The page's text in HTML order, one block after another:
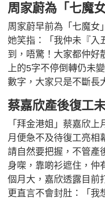
周家蔚為「七魔
周家蔚早前為「七魔女
她笑指：「我仲未『入
到，唔驚！大家都仲好
上的5字不停倒轉仍未
數字，大家只是不斷長
蔡嘉欣產後復工
「拜金港姐」蔡嘉欣
月便急不及待復工亮相
請自然要把握，不管產
身㗎，靠啲衫遮住，仲
個月大，嘉欣透露目前
更直言不會封肚：「我